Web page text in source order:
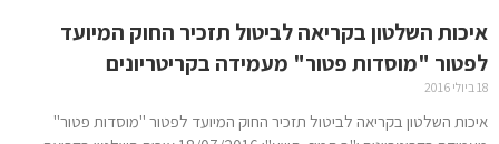
איכות השלטון בקריאה לביטול תזכיר החוק המיועד
לפטור "מוסדות פטור" מעמידה בקריטריונים
18 ביולי 2016
איכות השלטון בקריאה לביטול תזכיר החוק המיועד לפטור "מוסדות פטור"